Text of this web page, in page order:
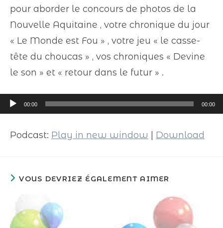
pour aborder le concours de photos de la
Nouvelle Aquitaine , votre chronique du jour
« Le Monde est Fou » , votre jeu « le casse-
tête du choucas » , vos chroniques « Devine
le son » et « retour dans le futur » .
Lecteur
audio
00:00 00:00
Podcast: Play in new window | Download
VOUS DEVRIEZ ÉGALEMENT AIMER